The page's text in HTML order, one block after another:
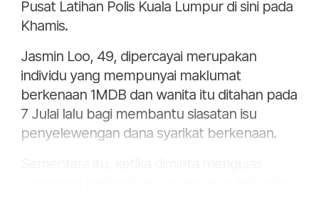
Pusat Latihan Polis Kuala Lumpur di sini pada
Khamis.
Jasmin Loo, 49, dipercayai merupakan
individu yang mempunyai maklumat
berkenaan 1MDB dan wanita itu ditahan pada
7 Julai lalu bagi membantu siasatan isu
penyelewengan dana syarikat berkenaan.